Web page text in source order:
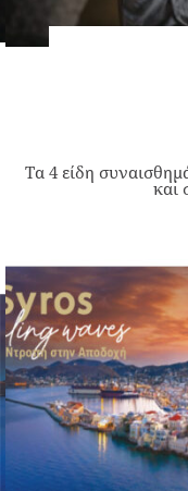
Τα 4 είδη
και